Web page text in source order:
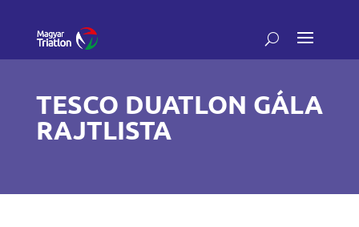
TESCO DUATLON GÁLA
RAJTLISTA